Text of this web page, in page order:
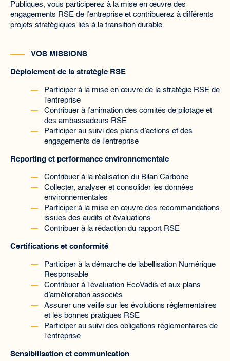
Publiques, vous participerez à la mise en œuvre des
engagements RSE de l’entreprise et contribuerez à différents
projets stratégiques liés à la transition durable.
VOS MISSIONS
Déploiement de la stratégie RSE
Participer à la mise en œuvre de la stratégie RSE de
l’entreprise
Contribuer à l’animation des comités de pilotage et
des ambassadeurs RSE
Participer au suivi des plans d’actions et des
engagements de l’entreprise
Reporting et performance environnementale
Contribuer à la réalisation du Bilan Carbone
Collecter, analyser et consolider les données
environnementales
Participer à la mise en œuvre des recommandations
issues des audits et évaluations
Contribuer à la rédaction du rapport RSE
Certifications et conformité
Participer à la démarche de labellisation Numérique
Responsable
Contribuer à l’évaluation EcoVadis et aux plans
d’amélioration associés
Assurer une veille sur les évolutions réglementaires
et les bonnes pratiques RSE
Participer au suivi des obligations réglementaires de
l’entreprise
Sensibilisation et communication